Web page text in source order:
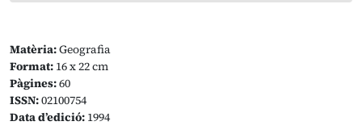
Matèria:Geografia
Format: 16 x 22 cm
Pàgines:60
ISSN:02100754
Data d’edició: 1994